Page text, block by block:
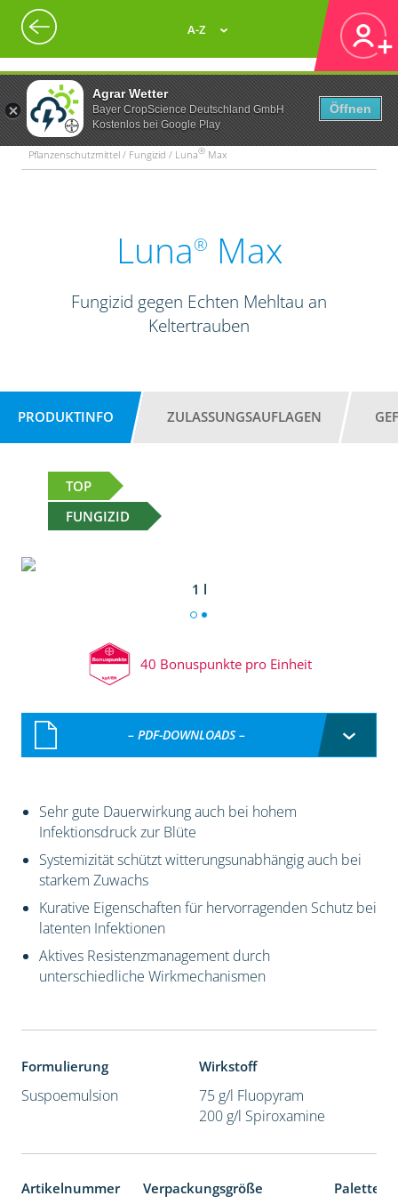
Agrar Wetter
Bayer CropScience Deutschland GmbH
Kostenlos bei Google Play
Öffnen
A-Z
Pflanzenschutzmittel / Fungizid / Luna® Max
Luna® Max
Fungizid gegen Echten Mehltau an
Keltertrauben
PRODUKTINFO ZULASSUNGSAUFLAGEN
TOP
FUNGIZID
1 l
40 Bonuspunkte pro Einheit
– PDF-DOWNLOADS –
Sehr gute Dauerwirkung auch bei hohem
Infektionsdruck zur Blüte
Systemizität schützt witterungsunabhängig auch bei
starkem Zuwachs
Kurative Eigenschaften für hervorragenden Schutz bei
latenten Infektionen
Aktives Resistenzmanagement durch
unterschiedliche Wirkmechanismen
Formulierung
Suspoemulsion
Wirkstoff
75 g/l Fluopyram
200 g/l Spiroxamine
Artikelnummer Verpackungsgröße